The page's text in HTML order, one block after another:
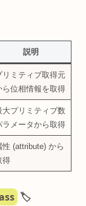
説明
リミティブ取得元
ら位相情報を取得
大プリミティブ数
ラメータから取得
性 (attribute) から
得
🏷️